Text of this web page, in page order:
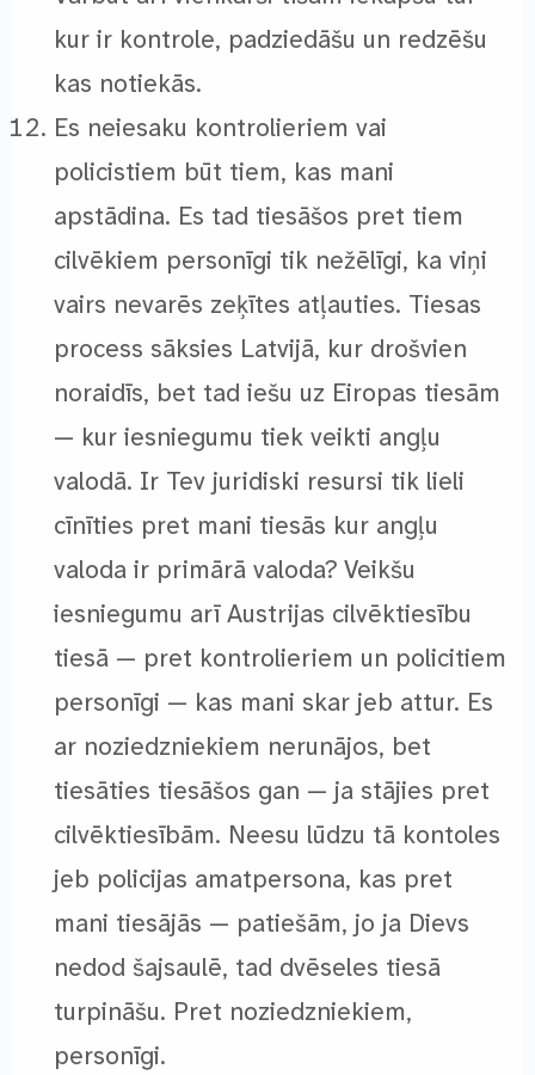
kur ir kontrole, padziedāšu un redzēšu
kas notiekās.
Es neiesaku kontrolieriem vai
policistiem būt tiem, kas mani
apstādina. Es tad tiesāšos pret tiem
cilvēkiem personīgi tik nežēlīgi, ka viņi
vairs nevarēs zeķītes atļauties. Tiesas
process sāksies Latvijā, kur drošvien
noraidīs, bet tad iešu uz Eiropas tiesām
— kur iesniegumu tiek veikti angļu
valodā. Ir Tev juridiski resursi tik lieli
cīnīties pret mani tiesās kur angļu
valoda ir primārā valoda? Veikšu
iesniegumu arī Austrijas cilvēktiesību
tiesā — pret kontrolieriem un policitiem
personīgi — kas mani skar jeb attur. Es
ar noziedzniekiem nerunājos, bet
tiesāties tiesāšos gan — ja stājies pret
cilvēktiesībām. Neesu lūdzu tā kontoles
jeb policijas amatpersona, kas pret
mani tiesājās — patiešām, jo ja Dievs
nedod šajsaulē, tad dvēseles tiesā
turpināšu. Pret noziedzniekiem,
personīgi.